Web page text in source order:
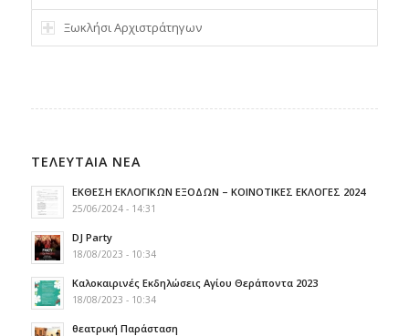
Ξωκλήσι Αρχιστράτηγων
ΤΕΛΕΥΤΑΙΑ ΝΕΑ
ΕΚΘΕΣΗ ΕΚΛΟΓΙΚΩΝ ΕΞΟΔΩΝ – ΚΟΙΝΟΤΙΚΕΣ ΕΚΛΟΓΕΣ 2024
25/06/2024 - 14:31
DJ Party
18/08/2023 - 10:34
Καλοκαιρινές Εκδηλώσεις Αγίου Θεράποντα 2023
18/08/2023 - 10:34
θεατρική Παράσταση